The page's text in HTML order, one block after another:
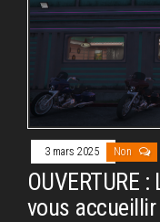
3 mars 2025 Non
OUVERTURE
vous accueillir